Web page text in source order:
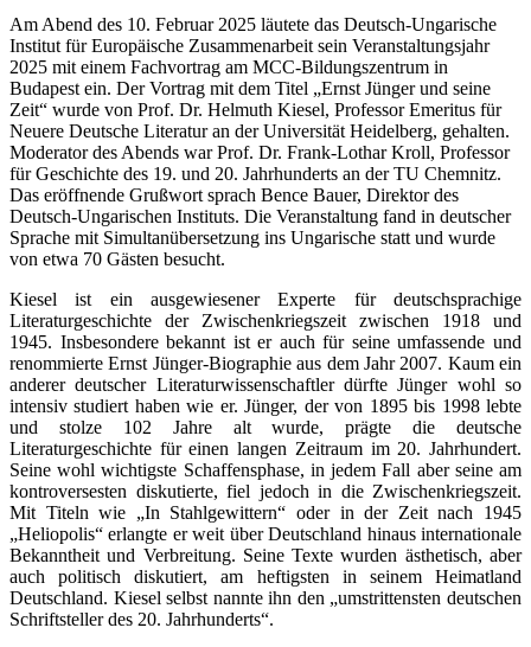
Am Abend des 10. Februar 2025 läutete das Deutsch-Ungarische
Institut für Europäische Zusammenarbeit sein Veranstaltungsjahr
2025 mit einem Fachvortrag am MCC-Bildungszentrum in
Budapest ein. Der Vortrag mit dem Titel „Ernst Jünger und seine
Zeit“ wurde von Prof. Dr. Helmuth Kiesel, Professor Emeritus für
Neuere Deutsche Literatur an der Universität Heidelberg, gehalten.
Moderator des Abends war Prof. Dr. Frank-Lothar Kroll, Professor
für Geschichte des 19. und 20. Jahrhunderts an der TU Chemnitz.
Das eröffnende Grußwort sprach Bence Bauer, Direktor des
Deutsch-Ungarischen Instituts. Die Veranstaltung fand in deutscher
Sprache mit Simultanübersetzung ins Ungarische statt und wurde
von etwa 70 Gästen besucht.
Kiesel ist ein ausgewiesener Experte für deutschsprachige
Literaturgeschichte der Zwischenkriegszeit zwischen 1918 und
1945. Insbesondere bekannt ist er auch für seine umfassende und
renommierte Ernst Jünger-Biographie aus dem Jahr 2007. Kaum ein
anderer deutscher Literaturwissenschaftler dürfte Jünger wohl so
intensiv studiert haben wie er. Jünger, der von 1895 bis 1998 lebte
und stolze 102 Jahre alt wurde, prägte die deutsche
Literaturgeschichte für einen langen Zeitraum im 20. Jahrhundert.
Seine wohl wichtigste Schaffensphase, in jedem Fall aber seine am
kontroversesten diskutierte, fiel jedoch in die Zwischenkriegszeit.
Mit Titeln wie „In Stahlgewittern“ oder in der Zeit nach 1945
„Heliopolis“ erlangte er weit über Deutschland hinaus internationale
Bekanntheit und Verbreitung. Seine Texte wurden ästhetisch, aber
auch politisch diskutiert, am heftigsten in seinem Heimatland
Deutschland. Kiesel selbst nannte ihn den „umstrittensten deutschen
Schriftsteller des 20. Jahrhunderts“.